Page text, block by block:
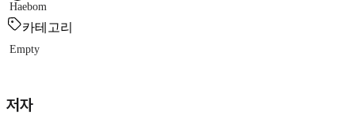
Haebom
카테고리
Empty
저자